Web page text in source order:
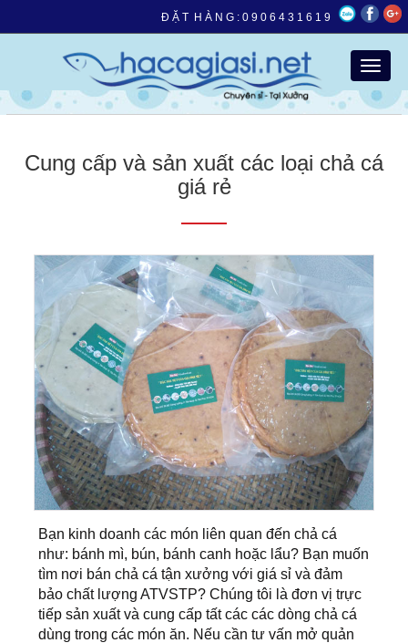
Đ Ặ T H À N G : 0 9 0 6 4 3 1 6 1 9
TIN TỨC
Cung cấp và sản xuất các loại chả cá
giá rẻ
Bạn kinh doanh các món liên quan đến chả cá
như: bánh mì, bún, bánh canh hoặc lẩu? Bạn muốn
tìm nơi bán chả cá tận xưởng với giá sỉ và đảm
bảo chất lượng ATVSTP? Chúng tôi là đơn vị trực
tiếp sản xuất và cung cấp tất các các dòng chả cá
dùng trong các món ăn. Nếu cần tư vấn mở quản